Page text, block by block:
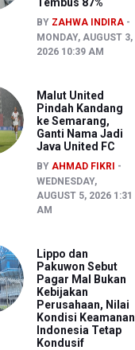
BY ZAHWA INDIRA
MONDAY, AUGUST 3,
2026 10:39 AM
Malut United
Pindah Kandang
ke Semarang,
Ganti Nama Jadi
Java United FC
BY AHMAD FIKRI
WEDNESDAY,
AUGUST 5, 2026 1:31
AM
Lippo dan
Pakuwon Sebut
Pagar Mal Bukan
Kebijakan
Perusahaan, Nilai
Kondisi Keamanan
Indonesia Tetap
Kondusif